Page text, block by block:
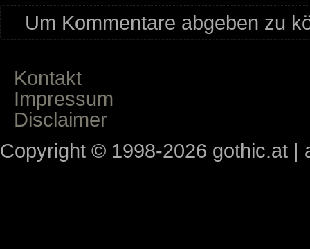
Um Kommentare abgeben zu
Kontakt
Impressum
Disclaimer
Copyright © 1998-2026 gothic.at |